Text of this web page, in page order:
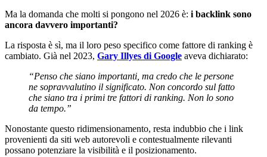
Ma la domanda che molti si pongono nel 2026 è: i backlink sono
ancora davvero importanti?
La risposta è sì, ma il loro peso specifico come fattore di ranking è
cambiato. Già nel 2023, Gary Illyes di Google aveva dichiarato:
“Penso che siano importanti, ma credo che le persone
ne sopravvalutino il significato. Non concordo sul fatto
che siano tra i primi tre fattori di ranking. Non lo sono
da tempo.”
Nonostante questo ridimensionamento, resta indubbio che i link
provenienti da siti web autorevoli e contestualmente rilevanti
possano potenziare la visibilità e il posizionamento.